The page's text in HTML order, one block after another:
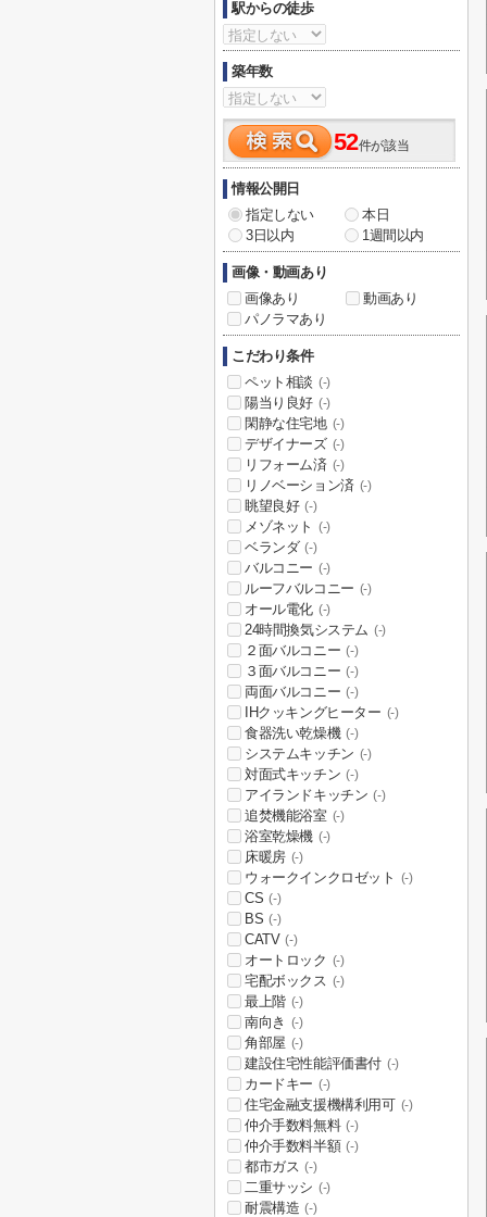
駅からの徒歩
築年数
52件が該当
情報公開日
指定しない
本日
3日以内
1週間以内
画像・動画あり
画像あり
動画あり
パノラマあり
こだわり条件
ペット相談 (-)
陽当り良好 (-)
閑静な住宅地 (-)
デザイナーズ (-)
リフォーム済 (-)
リノベーション済 (-)
眺望良好 (-)
メゾネット (-)
ベランダ (-)
バルコニー (-)
ルーフバルコニー (-)
オール電化 (-)
24時間換気システム (-)
２面バルコニー (-)
３面バルコニー (-)
両面バルコニー (-)
IHクッキングヒーター (-)
食器洗い乾燥機 (-)
システムキッチン (-)
対面式キッチン (-)
アイランドキッチン (-)
追焚機能浴室 (-)
浴室乾燥機 (-)
床暖房 (-)
ウォークインクロゼット (-)
CS (-)
BS (-)
CATV (-)
オートロック (-)
宅配ボックス (-)
最上階 (-)
南向き (-)
角部屋 (-)
建設住宅性能評価書付 (-)
カードキー (-)
住宅金融支援機構利用可 (-)
仲介手数料無料 (-)
仲介手数料半額 (-)
都市ガス (-)
二重サッシ (-)
耐震構造 (-)